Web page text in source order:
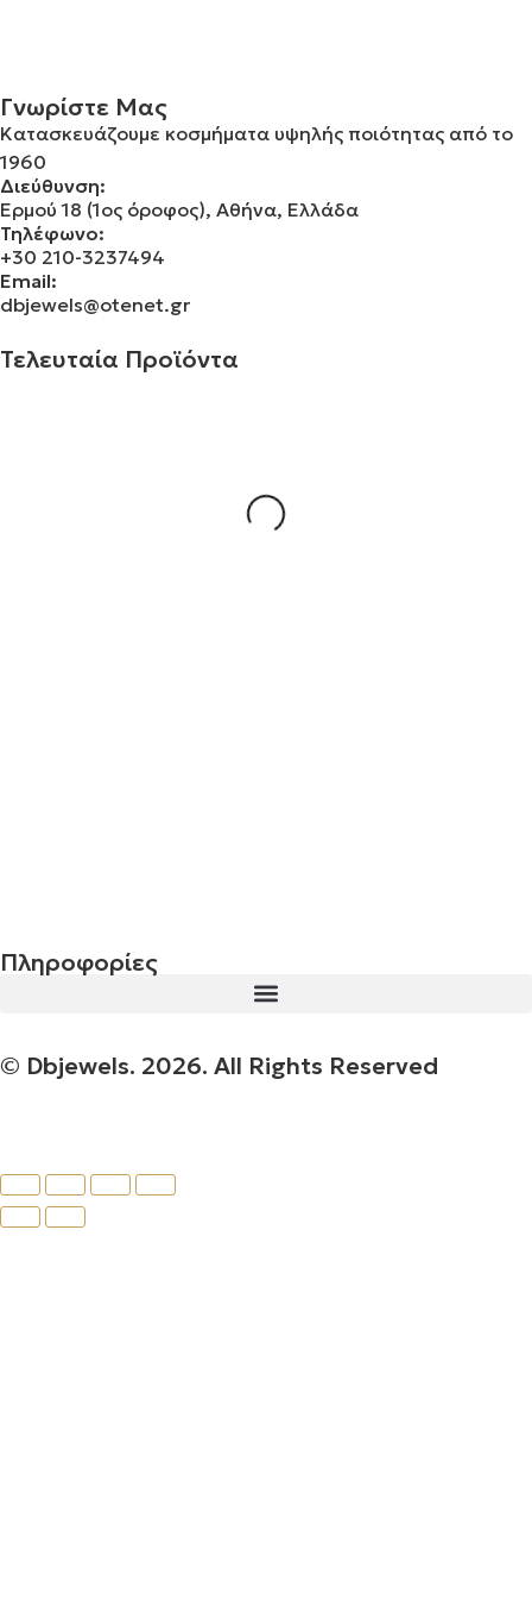
Γνωρίστε Μας
Κατασκευάζουμε κοσμήματα υψηλής ποιότητας από το
1960
Διεύθυνση:
Ερμού 18 (1ος όροφος), Αθήνα, Ελλάδα
Τηλέφωνο:
+30 210-3237494
Email:
dbjewels@otenet.gr
Τελευταία Προϊόντα
Πληροφορίες
© Dbjewels. 2026. All Rights Reserved